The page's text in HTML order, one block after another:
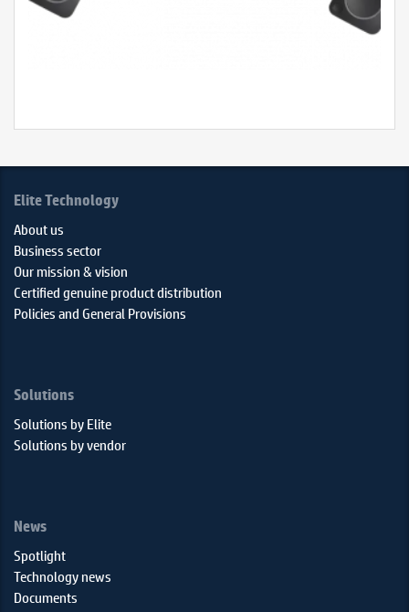
₫
Elite Technology
About us
Business sector
Our mission & vision
Certified genuine product distribution
Policies and General Provisions
Solutions
Solutions by Elite
Solutions by vendor
News
Spotlight
Technology news
Documents